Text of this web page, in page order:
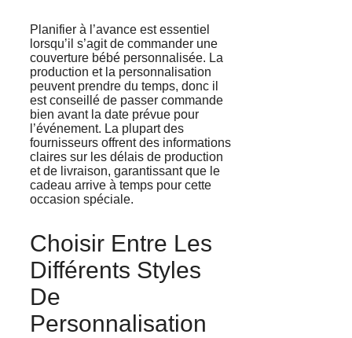
Planifier à l’avance est essentiel
lorsqu’il s’agit de commander une
couverture bébé personnalisée. La
production et la personnalisation
peuvent prendre du temps, donc il
est conseillé de passer commande
bien avant la date prévue pour
l’événement. La plupart des
fournisseurs offrent des informations
claires sur les délais de production
et de livraison, garantissant que le
cadeau arrive à temps pour cette
occasion spéciale.
Choisir Entre Les
Différents Styles
De
Personnalisation